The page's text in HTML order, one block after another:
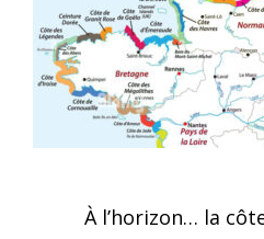
Post
À l’horizon… la